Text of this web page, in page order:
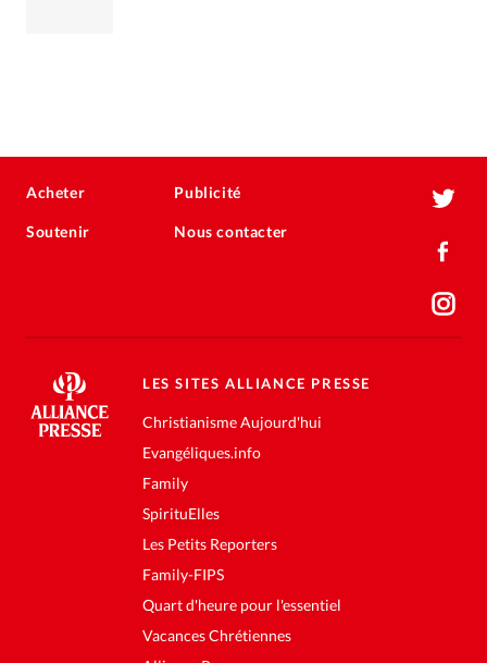
Acheter
Soutenir
Publicité
Nous contacter
LES SITES ALLIANCE PRESSE
Christianisme Aujourd'hui
Evangéliques.info
Family
SpirituElles
Les Petits Reporters
Family-FIPS
Quart d'heure pour l'essentiel
Vacances Chrétiennes